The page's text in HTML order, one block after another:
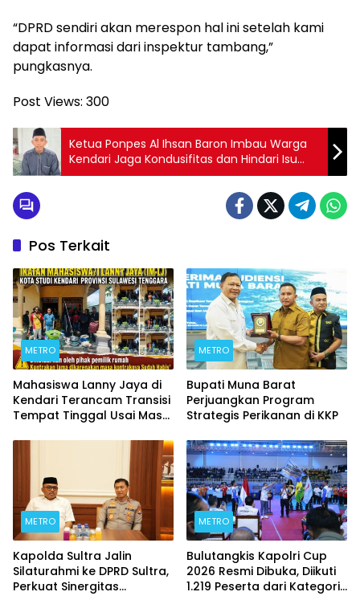
“DPRD sendiri akan merespon hal ini setelah kami
dapat informasi dari inspektur tambang,”
pungkasnya.
Post Views: 300
Ketua Ponpes Al Ihsan Baron Imbau Warga
Kendari Jaga Kondusifitas dan Hindari Isu
SARA
Pos Terkait
METRO
Mahasiswa Lanny Jaya di
Kendari Terancam Transisi
Tempat Tinggal Usai Masa
METRO
Bupati Muna Barat
Perjuangkan Program
Strategis Perikanan di KKP
METRO
Kapolda Sultra Jalin
Silaturahmi ke DPRD Sultra,
Perkuat Sinergitas
METRO
Bulutangkis Kapolri Cup
2026 Resmi Dibuka, Diikuti
1.219 Peserta dari Kategori